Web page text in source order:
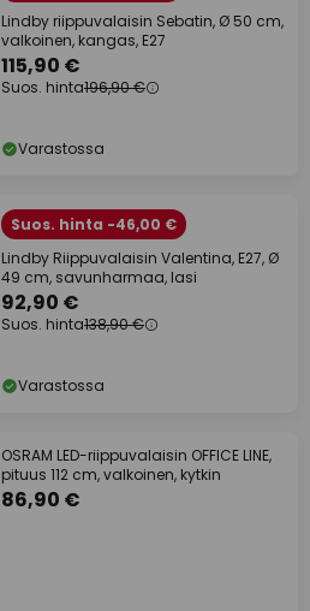
Lindby riippuvalaisin Sebatin, Ø 50 cm,
valkoinen, kangas, E27
115,90 €
Suos. hinta196,90 €
Varastossa
Suos. hinta -46,00 €
Lindby Riippuvalaisin Valentina, E27, Ø
49 cm, savunharmaa, lasi
92,90 €
Suos. hinta138,90 €
Varastossa
OSRAM LED-riippuvalaisin OFFICE LINE,
pituus 112 cm, valkoinen, kytkin
86,90 €